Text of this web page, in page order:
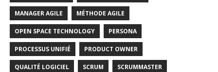
MANAGER AGILE MÉTHODE AGILE
OPEN SPACE TECHNOLOGY PERSONA
PROCESSUS UNIFIÉ PRODUCT OWNER
QUALITÉ LOGICIEL SCRUM SCRUMMASTER